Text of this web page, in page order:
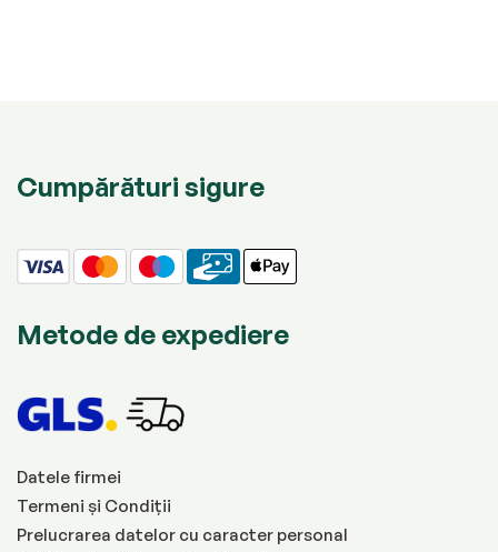
Cumpărături sigure
Metode de expediere
Datele firmei
Termeni și Condiții
Prelucrarea datelor cu caracter personal